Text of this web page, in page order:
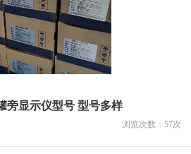
旁显示仪型号 型号多样
浏览次数： 57次